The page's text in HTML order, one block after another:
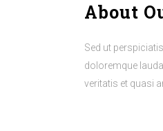
About
Sed ut
doloremque
veritatis et quasi